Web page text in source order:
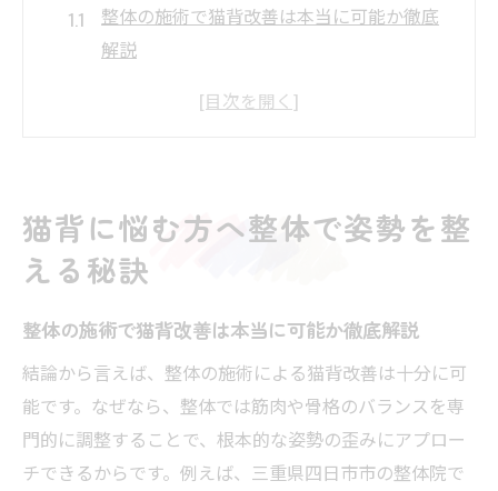
整体の施術で猫背改善は本当に可能か徹底
解説
猫背の原因と整体ができる根本的なアプロ
ーチ
説
整体を活用して美しいシルエットを目指そ
う
整体の視点から見る猫背矯正の効果とは
整体による猫背矯正が体に与える変化を分
猫背に悩む方へ整体で姿勢を整
える秘訣
整体の施術で猫背改善は本当に可能か徹底解説
結論から言えば、整体の施術による猫背改善は十分に可
能です。なぜなら、整体では筋肉や骨格のバランスを専
門的に調整することで、根本的な姿勢の歪みにアプロー
チできるからです。例えば、三重県四日市市の整体院で